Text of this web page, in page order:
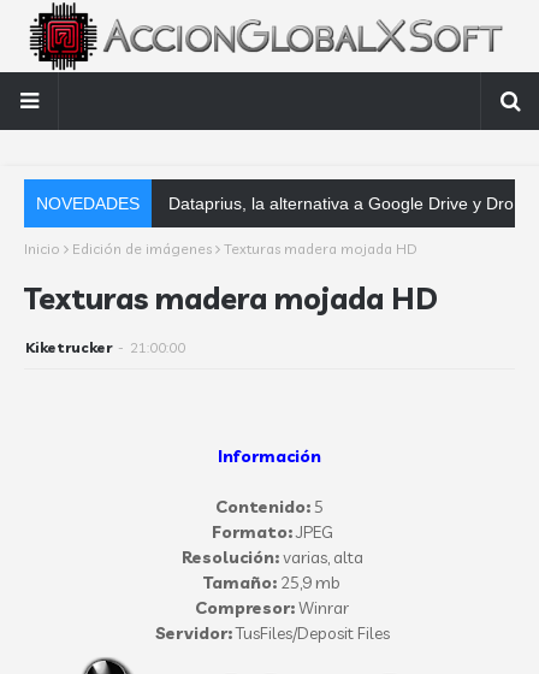
NOVEDADES Dataprius, la alternativa a Google Drive y Dropbox que las empresas de
Inicio Edición de imágenes Texturas madera mojada HD
Texturas madera mojada HD
Kiketrucker - 21:00:00
Información
Contenido: 5
Formato:JPEG
Resolución:varias, alta
Tamaño: 25,9 mb
Compresor:Winrar
Servidor:TusFiles/Deposit Files